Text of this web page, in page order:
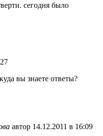
сегодня было
вы знаете ответы?
автор 14.12.2011 в 16:09